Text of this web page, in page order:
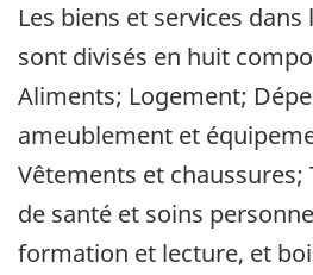
Les biens et services
sont divisés en huit
Aliments; Logement;
ameublement et
Vêtements et chaussures;
de santé et soins
formation et lecture, et